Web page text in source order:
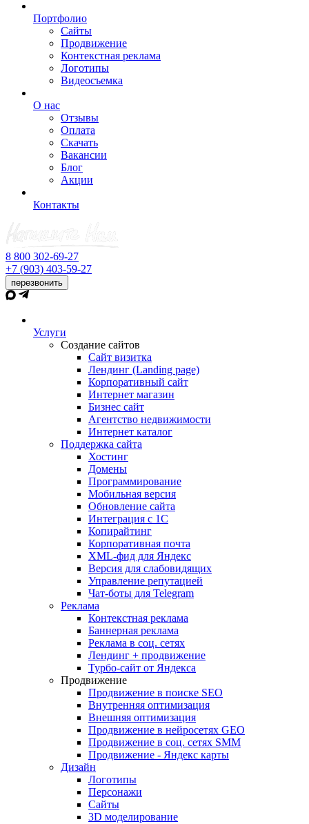
Портфолио
Сайты
Продвижение
Контекстная реклама
Логотипы
Видеосъемка
О нас
Отзывы
Оплата
Скачать
Вакансии
Блог
Акции
Контакты
8 800 302-69-27
+7 (903) 403-59-27
перезвонить
Услуги
Создание сайтов
Сайт визитка
Лендинг (Landing page)
Корпоративный сайт
Интернет магазин
Бизнес сайт
Агентство недвижимости
Интернет каталог
Поддержка сайта
Хостинг
Домены
Программирование
Мобильная версия
Обновление сайта
Интеграция с 1С
Копирайтинг
Корпоративная почта
XML-фид для Яндекс
Версия для слабовидящих
Управление репутацией
Чат-боты для Telegram
Реклама
Контекстная реклама
Баннерная реклама
Реклама в соц. сетях
Лендинг + продвижение
Турбо-сайт от Яндекса
Продвижение
Продвижение в поиске SEO
Внутренняя оптимизация
Внешняя оптимизация
Продвижение в нейросетях GEO
Продвижение в соц. сетях SMM
Продвижение - Яндекс карты
Дизайн
Логотипы
Персонажи
Сайты
3D моделирование